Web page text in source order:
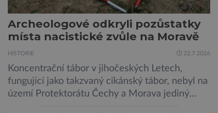
Archeologové odkryli pozůstatky
místa nacistické zvůle na Moravě
HISTORIE 22.7.2026
Koncentrační tábor v jihočeských Letech,
fungující jako takzvaný cikánský tábor, nebyl na
území Protektorátu Čechy a Morava jediný